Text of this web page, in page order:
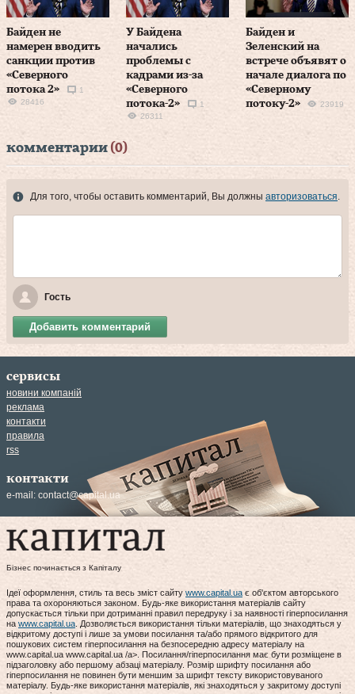
Байден не
намерен вводить
санкции против
«Северного
потока 2»
1
28416
У Байдена
начались
проблемы с
кадрами из-за
«Северного
потока-2»
1
26311
Байден и
Зеленский на
встрече объявят о
начале диалога по
«Северному
потоку-2»
23919
комментарии (0)
Для того, чтобы оставить комментарий, Вы должны авторизоваться.
Гость
Добавить комментарий
сервисы
новини компаній
реклама
контакти
правила
rss
контакти
e-mail: contact@capital.ua
Бізнес починається з Капіталу
Ідеї оформлення, стиль та весь зміст сайту www.capital.ua є об'єктом авторського
права та охороняються законом. Будь-яке використання матеріалів сайту
допускається тільки при дотриманні правил передруку і за наявності гіперпосилання
на www.capital.ua. Дозволяється використання тільки матеріалів, що знаходяться у
відкритому доступі і лише за умови посилання та/або прямого відкритого для
пошукових систем гіперпосилання на безпосередню адресу матеріалу на
www.capital.ua www.capital.ua /a>. Посилання/гіперпосилання має бути розміщене в
підзаголовку або першому абзаці матеріалу. Розмір шрифту посилання або
гіперпосилання не повинен бути меншим за шрифт тексту використовуваного
матеріалу. Будь-яке використання матеріалів, які знаходяться у закритому доступі